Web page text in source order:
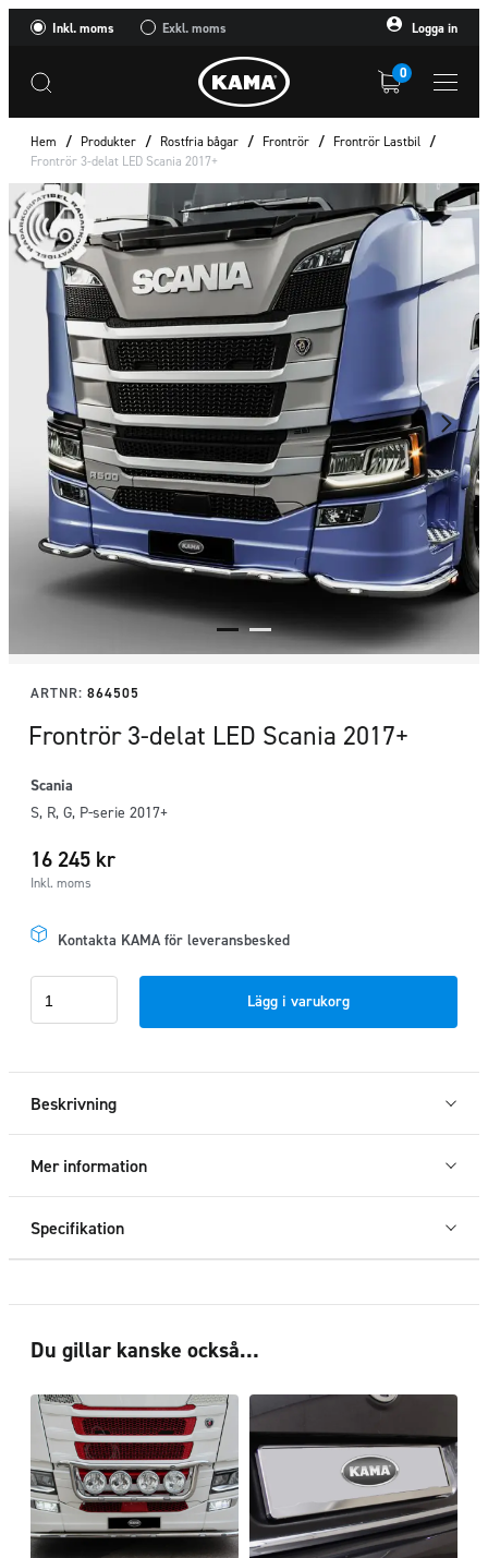
Inkl. moms Exkl. moms Logga in
0
Hem / Produkter / Rostfria bågar / Frontrör / Frontrör Lastbil /
Frontrör 3-delat LED Scania 2017+
ARTNR: 864505
Frontrör 3-delat LED Scania 2017+
Scania
S, R, G, P-serie 2017+
16 245 kr
Inkl. moms
Kontakta KAMA för leveransbesked
LED
Scania
Lägg i varukorg
Beskrivning
Mer information
Specifikation
Du gillar kanske också…